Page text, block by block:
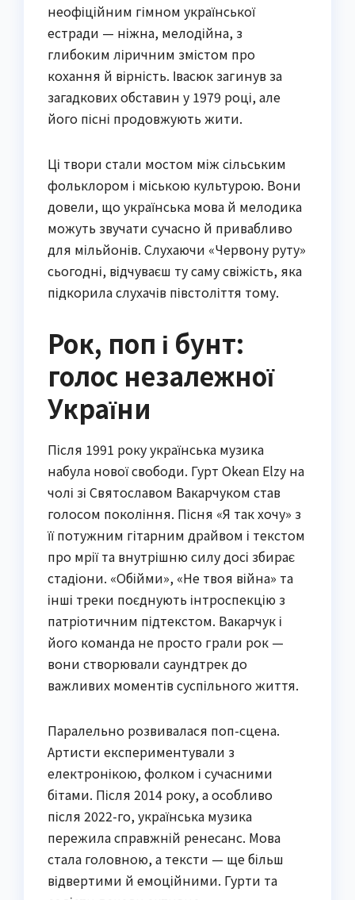
неофіційним гімном української
естради — ніжна, мелодійна, з
глибоким ліричним змістом про
кохання й вірність. Івасюк загинув за
загадкових обставин у 1979 році, але
його пісні продовжують жити.
Ці твори стали мостом між сільським
фольклором і міською культурою. Вони
довели, що українська мова й мелодика
можуть звучати сучасно й привабливо
для мільйонів. Слухаючи «Червону руту»
сьогодні, відчуваєш ту саму свіжість, яка
підкорила слухачів півстоліття тому.
Рок, поп і бунт:
голос незалежної
України
Після 1991 року українська музика
набула нової свободи. Гурт Okean Elzy на
чолі зі Святославом Вакарчуком став
голосом покоління. Пісня «Я так хочу» з
її потужним гітарним драйвом і текстом
про мрії та внутрішню силу досі збирає
стадіони. «Обійми», «Не твоя війна» та
інші треки поєднують інтроспекцію з
патріотичним підтекстом. Вакарчук і
його команда не просто грали рок —
вони створювали саундтрек до
важливих моментів суспільного життя.
Паралельно розвивалася поп-сцена.
Артисти експериментували з
електронікою, фолком і сучасними
бітами. Після 2014 року, а особливо
після 2022-го, українська музика
пережила справжній ренесанс. Мова
стала головною, а тексти — ще більш
відвертими й емоційними. Гурти та